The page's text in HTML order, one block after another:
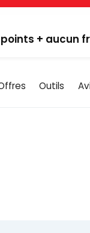
+ aucun
Outils